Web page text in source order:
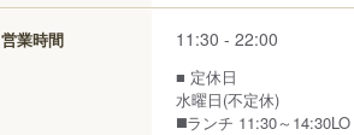
営業時間 11:30 - 22:00
■ 定休日
水曜日(不定休)
◼️ランチ 11:30～14:30LO